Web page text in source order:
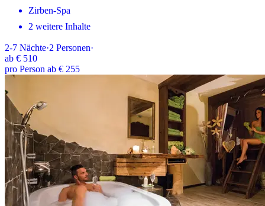
Zirben-Spa
2 weitere Inhalte
2-7 Nächte·2 Personen·
ab € 510
pro Person ab € 255